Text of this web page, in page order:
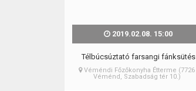
2019.02.08. 15:00
Télbúcsúztató farsangi fánksütés
Véméndi Főzőkonyha Étterme (7726
Véménd, Szabadság tér 10.)